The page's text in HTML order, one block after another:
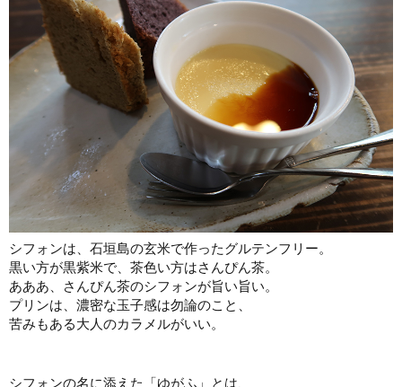
シフォンは、石垣島の玄米で作ったグルテンフリー。
黒い方が黒紫米で、茶色い方はさんぴん茶。
あああ、さんぴん茶のシフォンが旨い旨い。
プリンは、濃密な玉子感は勿論のこと、
苦みもある大人のカラメルがいい。
シフォンの名に添えた「ゆがふ」とは、